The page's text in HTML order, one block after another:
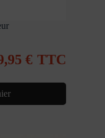
€ TTC